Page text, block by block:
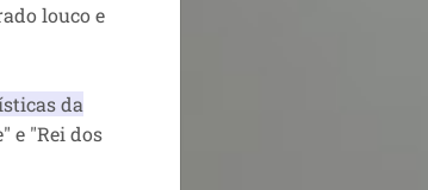
louco e
da
e "Rei dos